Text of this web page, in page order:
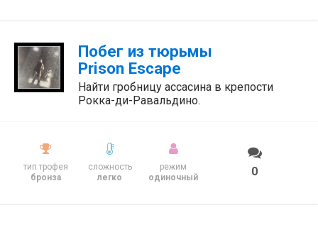
Побег из тюрьмы
Prison Escape
Найти гробницу ассасина в крепости
Рокка-ди-Равальдино.
тип трофея
бронза
сложность
легко
режим
одиночный
0